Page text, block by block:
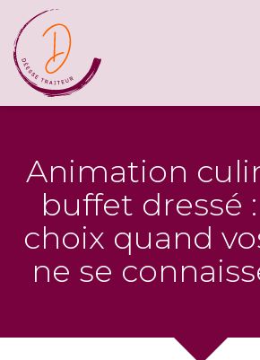
Animation
buffet dressé
choix quand
ne se